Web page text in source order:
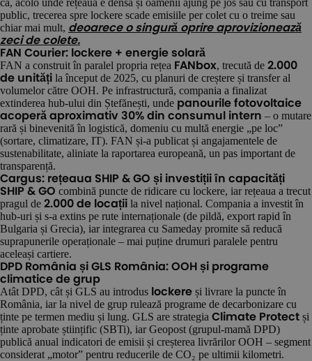
că, acolo unde rețeaua e densă și oamenii ajung pe jos sau cu transport
public, trecerea spre lockere scade emisiile per colet cu o treime sau
chiar mai mult, deoarece o singură oprire aprovizionează
zeci de colete.
FAN Courier: lockere + energie solară
FAN a construit în paralel propria rețea FANbox, trecută de 2.000
de unități la început de 2025, cu planuri de creștere și transfer al
volumelor către OOH. Pe infrastructură, compania a finalizat
extinderea hub-ului din Ștefănești, unde panourile fotovoltaice
acoperă aproximativ 30% din consumul intern – o mutare
rară și binevenită în logistică, domeniu cu multă energie „pe loc”
(sortare, climatizare, IT). FAN și-a publicat și angajamentele de
sustenabilitate, aliniate la raportarea europeană, un pas important de
transparență.
Cargus: rețeaua SHIP & GO și investiții în capacități
SHIP & GO combină puncte de ridicare cu lockere, iar rețeaua a trecut
pragul de 2.000 de locații la nivel național. Compania a investit în
hub-uri și s-a extins pe rute internaționale (de pildă, export rapid în
Bulgaria și Grecia), iar integrarea cu Sameday promite să reducă
suprapunerile operaționale – mai puține drumuri paralele pentru
aceleași cartiere.
DPD România și GLS România: OOH și programe
climatice de grup
Atât DPD, cât și GLS au introdus lockere și livrare la puncte în
România, iar la nivel de grup rulează programe de decarbonizare cu
ținte pe termen mediu și lung. GLS are strategia Climate Protect și
ținte aprobate științific (SBTi), iar Geopost (grupul-mamă DPD)
publică anual indicatori de emisii și creșterea livrărilor OOH – segment
considerat „motor” pentru reducerile de CO₂ pe ultimii kilometri.